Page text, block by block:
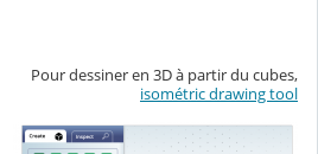
Pour dessiner en 3D à partir du cubes,
isométric drawing tool